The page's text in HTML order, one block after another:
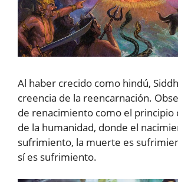
Al haber crecido como hindú,
creencia de la reencarnación.
de renacimiento como el
de la humanidad, donde el
sufrimiento, la muerte es
sí es sufrimiento.